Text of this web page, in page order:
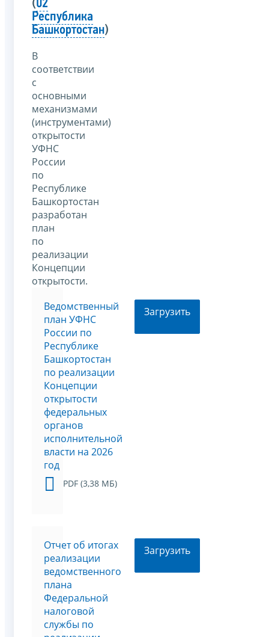
(02
Республика
Башкортостан)
В
соответствии
с
основными
механизмами
(инструментами)
открытости
УФНС
России
по
Республике
Башкортостан
разработан
план
по
реализации
Концепции
открытости.
Ведомственный
план УФНС
России по
Республике
Башкортостан
по реализации
Концепции
открытости
федеральных
органов
исполнительной
власти на 2026
год
PDF (3,38 МБ)
Загрузить
Отчет об итогах
реализации
ведомственного
плана
Федеральной
налоговой
службы по
Загрузить